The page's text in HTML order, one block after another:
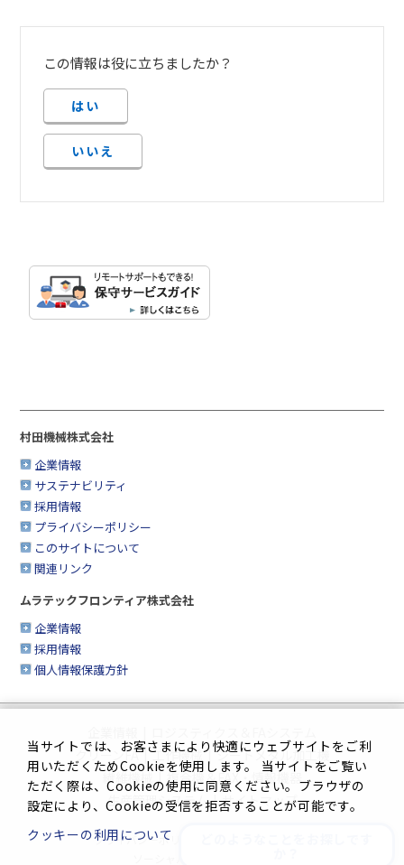
この情報は役に立ちましたか？
はい
いいえ
村田機械株式会社
企業情報
サステナビリティ
採用情報
プライバシーポリシー
このサイトについて
関連リンク
ムラテックフロンティア株式会社
企業情報
採用情報
個人情報保護方針
クリーンFA | 工作機械 | シートメタル加工機
繊維機械 | 複合機＆FAX・情報機器
生産管理システム | サイトマップ
プライバシーポリシー
当サイトでは、お客さまにより快適にウェブサイトをご利
用いただくためCookieを使用します。 当サイトをご覧い
ただく際は、Cookieの使用に同意ください。ブラウザの
設定により、Cookieの受信を拒否することが可能です。
クッキーの利用について